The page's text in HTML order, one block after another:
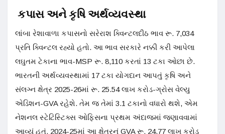
કપાસ અને કૃષિ અર્થવ્યવસ્થા
લાંબા રેશાવાળા કપાસનો સરેરાશ ક્વિન્ટલદીઠ ભાવ રૂ. 7,034
પ્રતિ ક્વિન્ટલ રહ્યો હતો. આ ભાવ સરકારે નક્કી કરી આપેલા
લઘુતમ ટેકાના ભાવ-MSP રૂ. 8,110 કરતાં 13 ટકા ઓછા છે.
ભારતની અર્થવ્યવસ્થામાં 17 ટકા યોગદાન આપતું કૃષિ અને
સંલગ્ન ક્ષેત્ર 2025-26માં રૂ. 25.54 લાખ કરોડ-ગ્રોસ વેલ્યુ
એડિશન-GVA રહેશે. તેમ જ તેમાં 3.1 ટકાનો વધારો થશે, એમ
નેશનલ સ્ટેટિસ્ટિક્સ ઓફિસના પ્રથમ અંદાજમાં જણાવવામાં
આવ્યું હતું. 2024-25માં આ ક્ષેત્રનું GVA રૂ. 24.77 લાખ કરોડ